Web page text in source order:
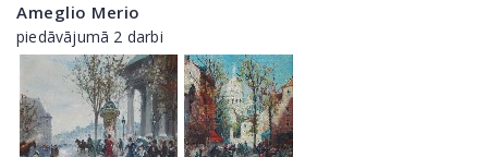
Ameglio Merio
piedāvājumā 2 darbi